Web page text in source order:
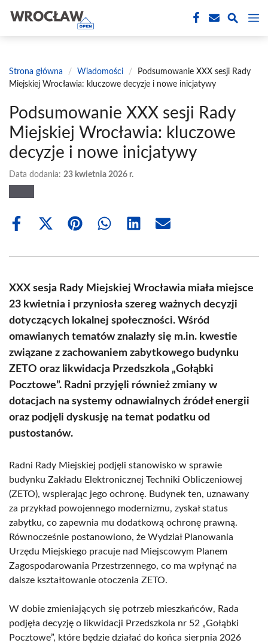
treści
Strona główna / Wiadomości /
Podsumowanie XXX sesji Rady
Miejskiej Wrocławia: kluczowe decyzje i nowe inicjatywy
Podsumowanie XXX sesji Rady
Miejskiej Wrocławia: kluczowe
decyzje i nowe inicjatywy
Data dodania: 23 kwietnia 2026 r.
Share
Share
(Twitter)
Share Share Share Share
XXX sesja Rady Miejskiej Wrocławia miała miejsce
23 kwietnia i przyniosła szereg ważnych decyzji
dotyczących lokalnej społeczności. Wśród
omawianych tematów znalazły się m.in. kwestie
związane z zachowaniem zabytkowego budynku
ZETO oraz likwidacja Przedszkola „Gołąbki
Pocztowe”. Radni przyjęli również zmiany w
dotacjach na systemy odnawialnych źródeł energii
oraz podjęli dyskusję na temat podatku od
pustostanów.
Radni Rady Miejskiej podjęli stanowisko w sprawie
budynku Zakładu Elektronicznej Techniki Obliczeniowej
(ZETO), wspierając jego ochronę. Budynek ten, uznawany
za przykład powojennego modernizmu, zyskał status
zabytku, co zapewnia mu dodatkową ochronę prawną.
Równocześnie postanowiono, że Wydział Planowania
Urzędu Miejskiego pracuje nad Miejscowym Planem
Zagospodarowania Przestrzennego, co ma wpłynąć na
dalsze kształtowanie otoczenia ZETO.
W dobie zmieniających się potrzeb mieszkańców, Rada
podjęła decyzję o likwidacji Przedszkola nr 52 „Gołąbki
Pocztowe”, które będzie działać do końca sierpnia 2026